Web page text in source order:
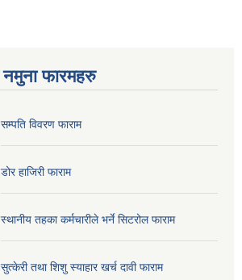
नमुना फारमहरु
सम्पति विवरण फाराम
डोर हाजिरी फाराम
स्थानीय तहका कर्मचारीले भर्ने सिटरोल फाराम
सुत्केरी तथा शिशु स्याहार खर्च दावी फाराम